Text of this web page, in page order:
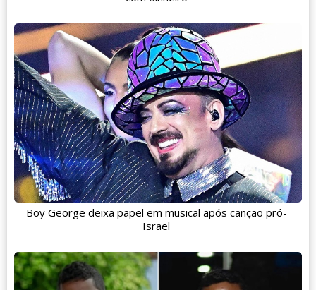
Boy George deixa papel em musical após canção pró-
Israel